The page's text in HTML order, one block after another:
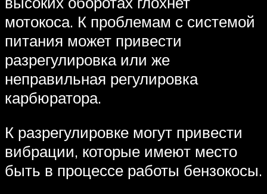
мотокоса. К проблемам с системой
питания может привести
разрегулировка или же
неправильная регулировка
карбюратора.
К разрегулировке могут привести
вибрации, которые имеют место
быть в процессе работы бензокосы.